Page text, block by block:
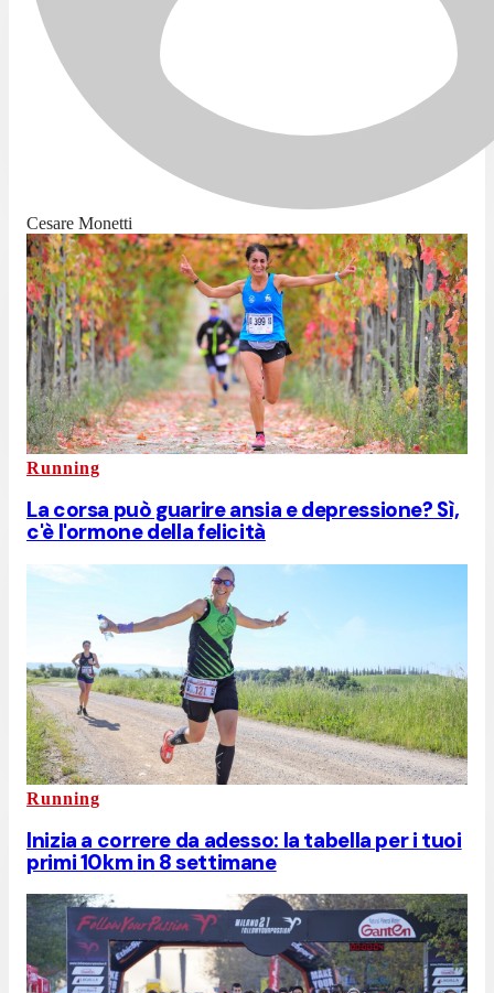
Cesare Monetti
Running
La corsa può guarire ansia e depressione? Sì,
c'è l'ormone della felicità
Running
Inizia a correre da adesso: la tabella per i tuoi
primi 10km in 8 settimane